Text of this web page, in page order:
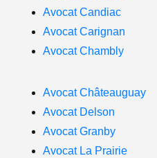
Avocat Candiac
Avocat Carignan
Avocat Chambly
Avocat Châteauguay
Avocat Delson
Avocat Granby
Avocat La Prairie